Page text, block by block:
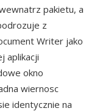
pakietu, a
z
Writer jako
aplikacji
okno
wiernosc
identycznie na